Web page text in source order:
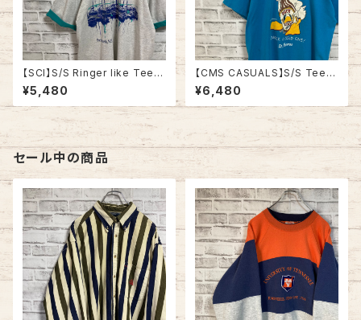
【SCI】S/S Ringer like Tee X
L 90s Made in USA vintage
リンガーライク レイヤード Tシ
ャツ アート リゾート地 ヨット ス
ーベニア シングルステッチ アメ
リカ USA レトロ 古着
¥5,480
【CMS CASUALS】S/S Tee L
80s-90s Made in USA “DU
CK LIGHT” vintage USA製
ダックライト アニマル ビール ア
ステッチ アメリカ USA レトロ
古着
¥6,480
セール中の商品